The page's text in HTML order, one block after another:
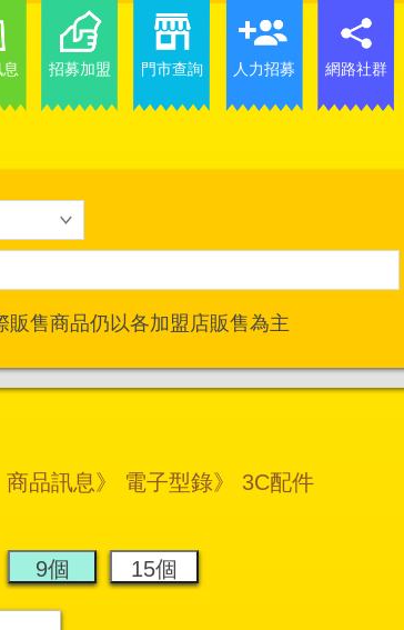
招募加盟 門市查詢 人力招募 網路社群
販售商品仍以各加盟店販售為主
商品訊息》 電子型錄》 3C配件